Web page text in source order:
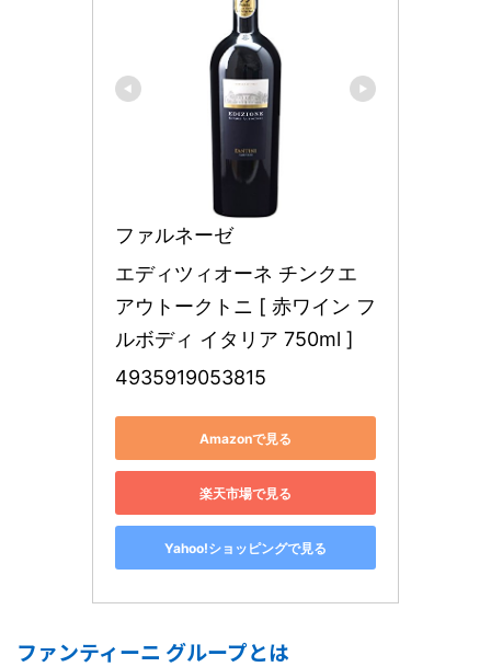
ファルネーゼ
エディツィオーネ チンクエ
アウトークトニ [ 赤ワイン フ
ルボディ イタリア 750ml ]
4935919053815
Amazonで見る
楽天市場で見る
Yahoo!ショッピングで見る
ファンティーニ グループとは